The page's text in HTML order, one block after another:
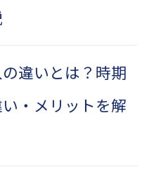
違いとは？時期
・メリットを解